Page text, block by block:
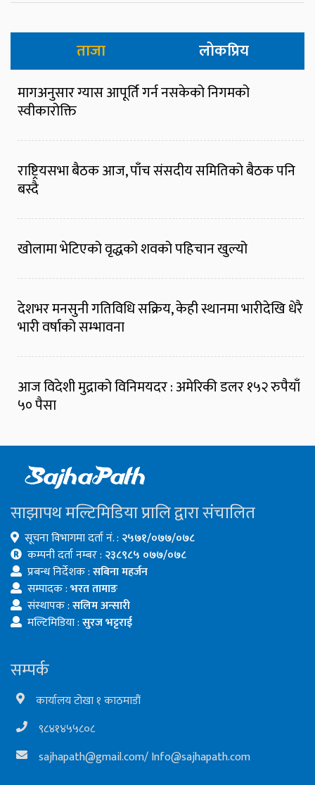
ताजा लोकप्रिय
मागअनुसार ग्यास आपूर्ति गर्न नसकेको निगमको
स्वीकारोक्ति
राष्ट्रियसभा बैठक आज, पाँच संसदीय समितिको बैठक पनि
बस्दै
खोलामा भेटिएको वृद्धको शवको पहिचान खुल्यो
देशभर मनसुनी गतिविधि सक्रिय, केही स्थानमा भारीदेखि धेरै
भारी वर्षाको सम्भावना
आज विदेशी मुद्राको विनिमयदर : अमेरिकी डलर १५२ रुपैयाँ
५० पैसा
साझापथ मल्टिमिडिया प्रालि द्वारा संचालित
सूचना विभागमा दर्ता नं. : २५७१/०७७/०७८
कम्पनी दर्ता नम्बर : २३८९८५ ०७७/०७८
प्रबन्ध निर्देशक :सबिना महर्जन
सम्पादक :भरत तामाङ
संस्थापक :सलिम अन्सारी
मल्टिमिडिया :सुरज भट्टराई
सम्पर्क
कार्यालय टोखा १ काठमाडौं
९८४१४५५८०८
sajhapath@gmail.com/Info@sajhapath.com